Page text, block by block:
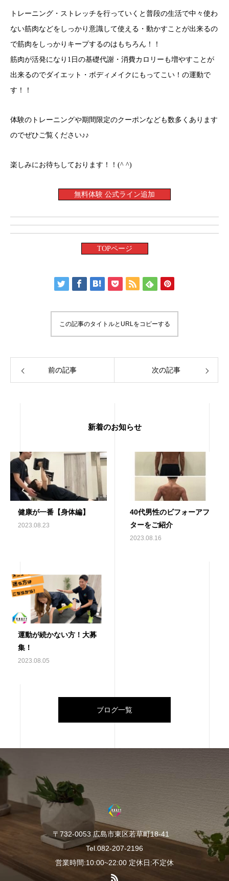
トレーニング・ストレッチを行っていくと普段の生活で中々使わ
ない筋肉などをしっかり意識して使える・動かすことが出来るの
で筋肉をしっかりキープするのはもちろん！！
筋肉が活発になり1日の基礎代謝・消費カロリーも増やすことが
出来るのでダイエット・ボディメイクにもってこい！の運動で
す！！
体験のトレーニングや期間限定のクーポンなども数多くあります
のでぜひご覧ください♪♪
楽しみにお待ちしております！！(^ ^)
無料体験 公式ライン追加
TOPページ
この記事のタイトルとURLをコピーする
前の記事 次の記事
新着のお知らせ
健康が一番【身体編】
2023.08.23
40代男性のビフォーアフ
ターをご紹介
2023.08.16
運動が続かない方！大募
集！
2023.08.05
ブログ一覧
〒732-0053 広島市東区若草町18-41
Tel.082-207-2196
営業時間:10:00~22:00 定休日:不定休